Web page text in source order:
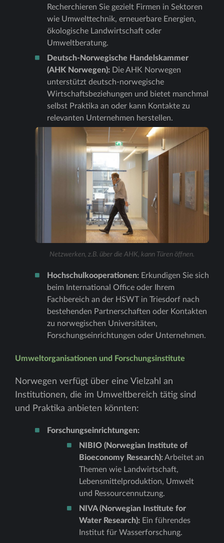
Recherchieren Sie gezielt Firmen in Sektoren
wie Umwelttechnik, erneuerbare Energien,
ökologische Landwirtschaft oder
Umweltberatung.
Deutsch-Norwegische Handelskammer
(AHK Norwegen): Die AHK Norwegen
unterstützt deutsch-norwegische
Wirtschaftsbeziehungen und bietet manchmal
selbst Praktika an oder kann Kontakte zu
relevanten Unternehmen herstellen.
Netzwerken, z.B. über die AHK, kann Türen öffnen.
Hochschulkooperationen: Erkundigen Sie sich
beim International Office oder Ihrem
Fachbereich an der HSWT in Triesdorf nach
bestehenden Partnerschaften oder Kontakten
zu norwegischen Universitäten,
Forschungseinrichtungen oder Unternehmen.
Umweltorganisationen und Forschungsinstitute
Norwegen verfügt über eine Vielzahl an
Institutionen, die im Umweltbereich tätig sind
und Praktika anbieten könnten:
Forschungseinrichtungen:
NIBIO (Norwegian Institute of
Bioeconomy Research):Arbeitet an
Themen wie Landwirtschaft,
Lebensmittelproduktion, Umwelt
und Ressourcennutzung.
NIVA (Norwegian Institute for
Water Research): Ein führendes
Institut für Wasserforschung.